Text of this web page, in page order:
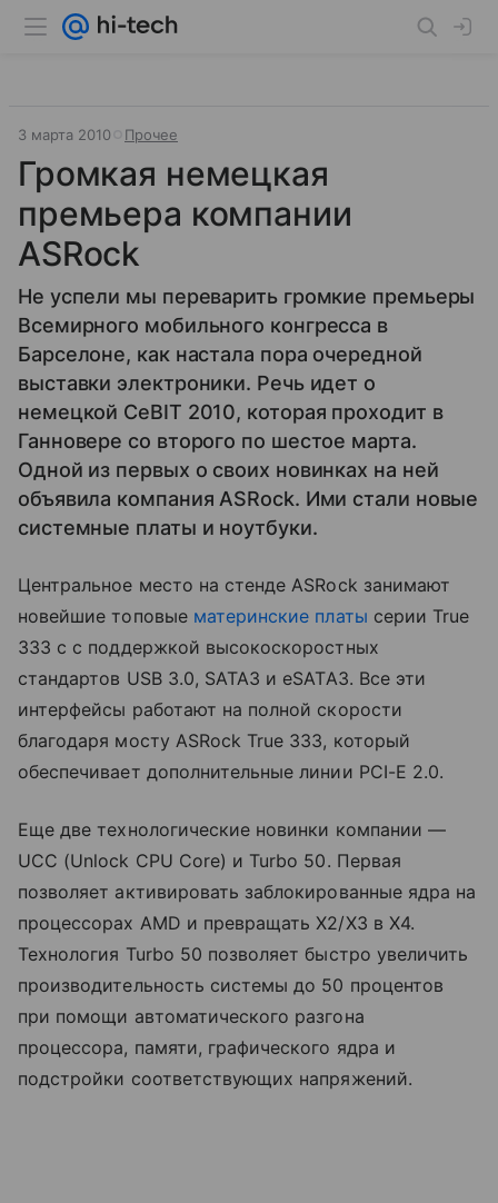
3 марта 2010 Прочее
Громкая немецкая
премьера компании
ASRock
Не успели мы переварить громкие премьеры
Всемирного мобильного конгресса в
Барселоне, как настала пора очередной
выставки электроники. Речь идет о
немецкой CeBIT 2010, которая проходит в
Ганновере со второго по шестое марта.
Одной из первых о своих новинках на ней
объявила компания ASRock. Ими стали новые
системные платы и ноутбуки.
Центральное место на стенде ASRock занимают
новейшие топовые материнские платы серии True
333 с с поддержкой высокоскоростных
стандартов USB 3.0, SATA3 и eSATA3. Все эти
интерфейсы работают на полной скорости
благодаря мосту ASRock True 333, который
обеспечивает дополнительные линии PCI-E 2.0.
Еще две технологические новинки компании —
UCC (Unlock CPU Core) и Turbo 50. Первая
позволяет активировать заблокированные ядра на
процессорах AMD и превращать X2/X3 в X4.
Технология Turbo 50 позволяет быстро увеличить
производительность системы до 50 процентов
при помощи автоматического разгона
процессора, памяти, графического ядра и
подстройки соответствующих напряжений.